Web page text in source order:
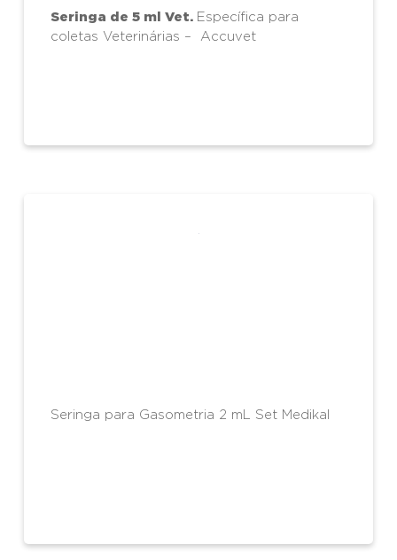
Seringa de 5 ml Vet. Específica para
coletas Veterinárias – Accuvet
Seringa para Gasometria 2 mL Set Medikal